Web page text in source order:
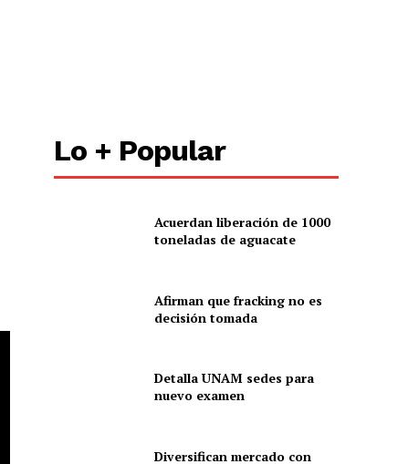
Lo + Popular
Acuerdan liberación de 1000
toneladas de aguacate
Afirman que fracking no es
decisión tomada
Detalla UNAM sedes para
nuevo examen
Diversifican mercado con